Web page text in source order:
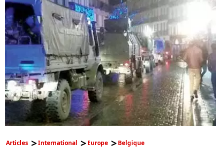
Articles International Europe Belgique